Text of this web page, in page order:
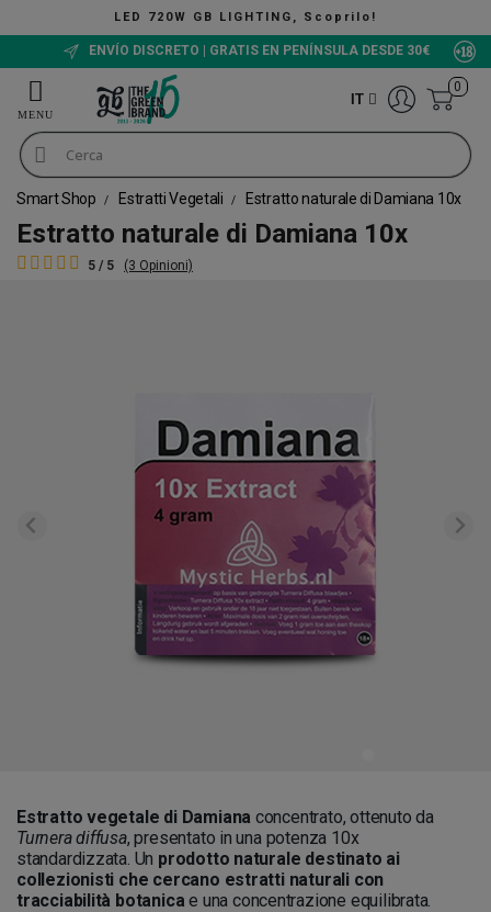
720W GB LIGHTING, Scoprilo!
ENVÍO DISCRETO | GRATIS EN PENÍNSULA DESDE 30€
IT
0
Smart Shop Estratti Vegetali Estratto naturale di Damiana 10x
Estratto naturale di Damiana 10x
5 / 5 (3 Opinioni)
Estratto vegetale di Damiana concentrato, ottenuto da
Turnera diffusa, presentato in una potenza 10x
standardizzata. Un prodotto naturale destinato ai
collezionisti che cercano estratti naturali con
tracciabilità botanica e una concentrazione equilibrata.